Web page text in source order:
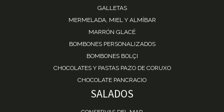
GALLETAS
MERMELADA, MIEL Y ALMÍBAR
MARRÓN GLACÉ
BOMBONES PERSONALIZADOS
BOMBONES BOLÇI
CHOCOLATES Y PASTAS PAZO DE CORUXO
CHOCOLATE PANCRACIO
SALADOS